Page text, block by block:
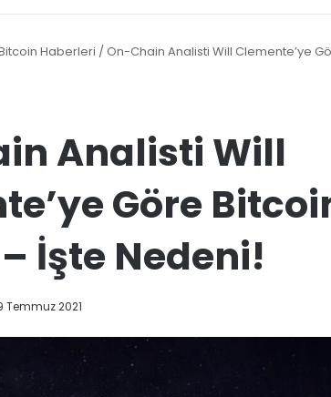
Haberleri /On-Chain Analisti Will Clemente’ye
Analisti Will
Göre
İşte Nedeni!
Temmuz 2021